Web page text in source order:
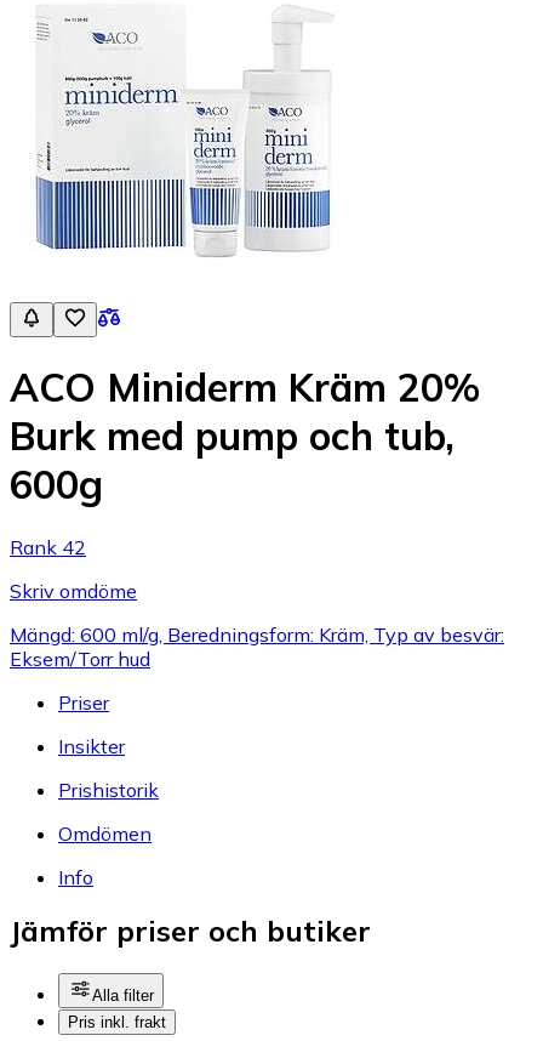
ACO Miniderm Kräm 20%
Burk med pump och tub,
600g
Rank 42
Skriv omdöme
Mängd: 600 ml/g, Beredningsform: Kräm, Typ av besvär:
Eksem/Torr hud
Priser
Insikter
Prishistorik
Omdömen
Info
Jämför priser och butiker
Alla filter
Pris inkl. frakt